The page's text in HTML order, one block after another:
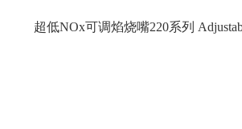
超低NOx可调焰烧嘴220系列